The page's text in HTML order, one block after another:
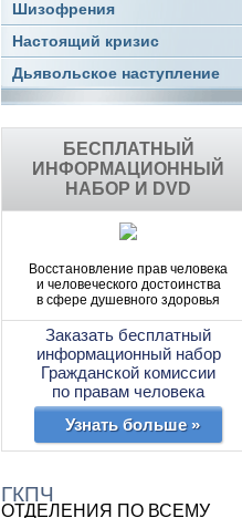
Шизофрения
Настоящий кризис
Дьявольское наступление
БЕСПЛАТНЫЙ
ИНФОРМАЦИОННЫЙ
НАБОР И DVD
Восстановление прав человека
и человеческого достоинства
в сфере душевного здоровья
Заказать бесплатный
информационный набор
Гражданской комиссии
по правам человека
Узнать больше »
ГКПЧ
ОТДЕЛЕНИЯ ПО ВСЕМУ